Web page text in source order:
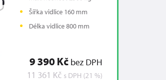
Šířka vidlice 160 mm
Délka vidlice 800 mm
9 390 Kč bez DPH
11 361 Kč s DPH (21 %)